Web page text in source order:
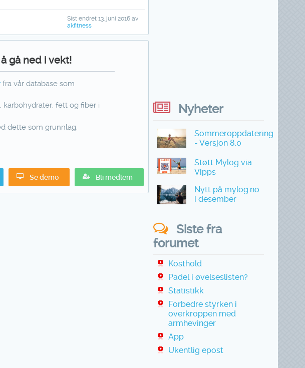
Sist endret 13. juni 2016 av
akfitness
gå ned i vekt!
fra vår database som
fett og fiber i
dette som grunnlag.
Bli medlem
Se demo
Nyheter
Sommeroppdatering
- Versjon 8.0
Støtt Mylog via
Vipps
Nytt på mylog.no
i desember
Siste fra
forumet
Kosthold
Padel i øvelseslisten?
Statistikk
Forbedre styrken i
overkroppen med
armhevinger
App
Ukentlig epost